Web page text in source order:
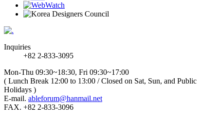
Inquiries
+82 2-833-3095
Mon-Thu 09:30~18:30, Fri 09:30~17:00
( Lunch Break 12:00 to 13:00 / Closed on Sat, Sun, and Public
Holidays )
E-mail. ableforum@hanmail.net
FAX. +82 2-833-3096